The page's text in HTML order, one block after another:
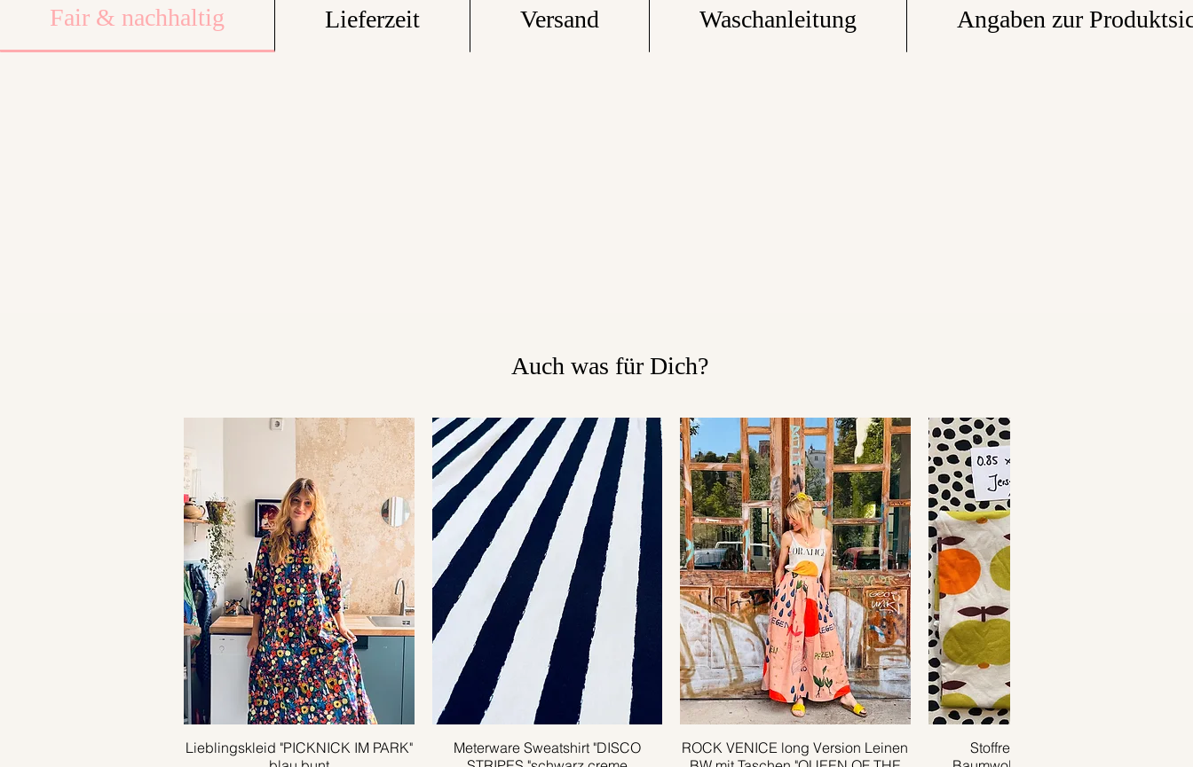
Fair & nachhaltig Lieferzeit Versand Waschanleitung Angaben zur
Auch was für Dich?
Schnellansicht
Lieblingskleid "PICKNICK IM PARK"
Schnellansicht
Meterware Sweatshirt "DISCO
Schnellansicht
ROCK VENICE long Version Leinen
Schnellansicht
Stoffrest 0.85m x 0.35m